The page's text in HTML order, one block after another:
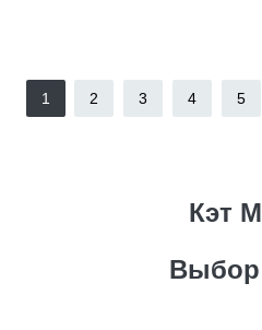
1 2 3 4 5
Кэт
Выбор